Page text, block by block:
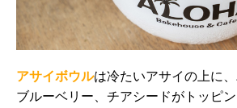
アサイボウルは冷たいアサイの上に、
ブルーベリー、チアシードがトッピ